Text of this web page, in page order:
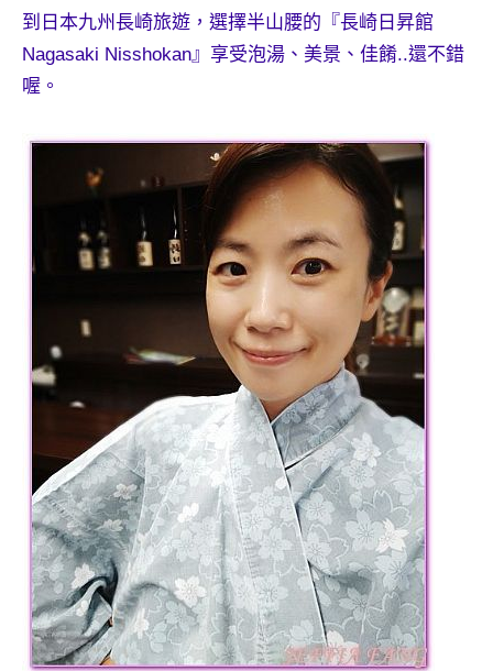
到日本九州長崎旅遊，選擇半山腰的『長崎日昇館
Nagasaki Nisshokan』享受泡湯、美景、佳餚..還不錯
喔。